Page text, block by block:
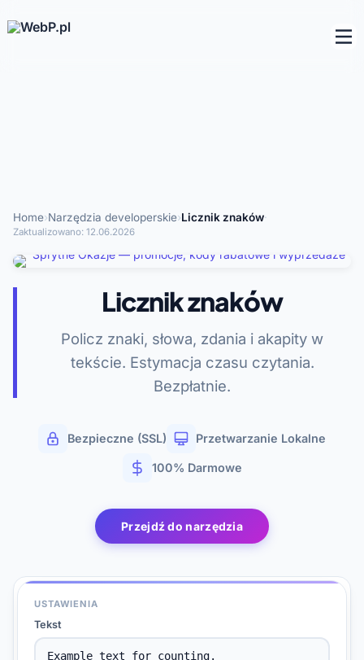
Home›Narzędzia developerskie›Licznik znaków·
Zaktualizowano: 12.06.2026
Licznik znaków
Policz znaki, słowa, zdania i akapity w
tekście. Estymacja czasu czytania.
Bezpłatnie.
Bezpieczne (SSL) Przetwarzanie Lokalne
100% Darmowe
Przejdź do narzędzia
USTAWIENIA
Tekst